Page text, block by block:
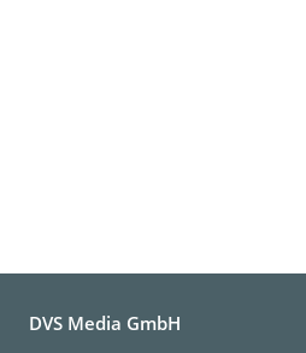
DVS Media GmbH